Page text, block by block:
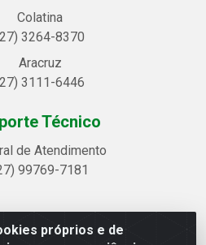
próprios e de
Colatina
3264-8370
Aracruz
3111-6446
Técnico
de Atendimento
99769-7181
- Avenida Alegre, 2521 -